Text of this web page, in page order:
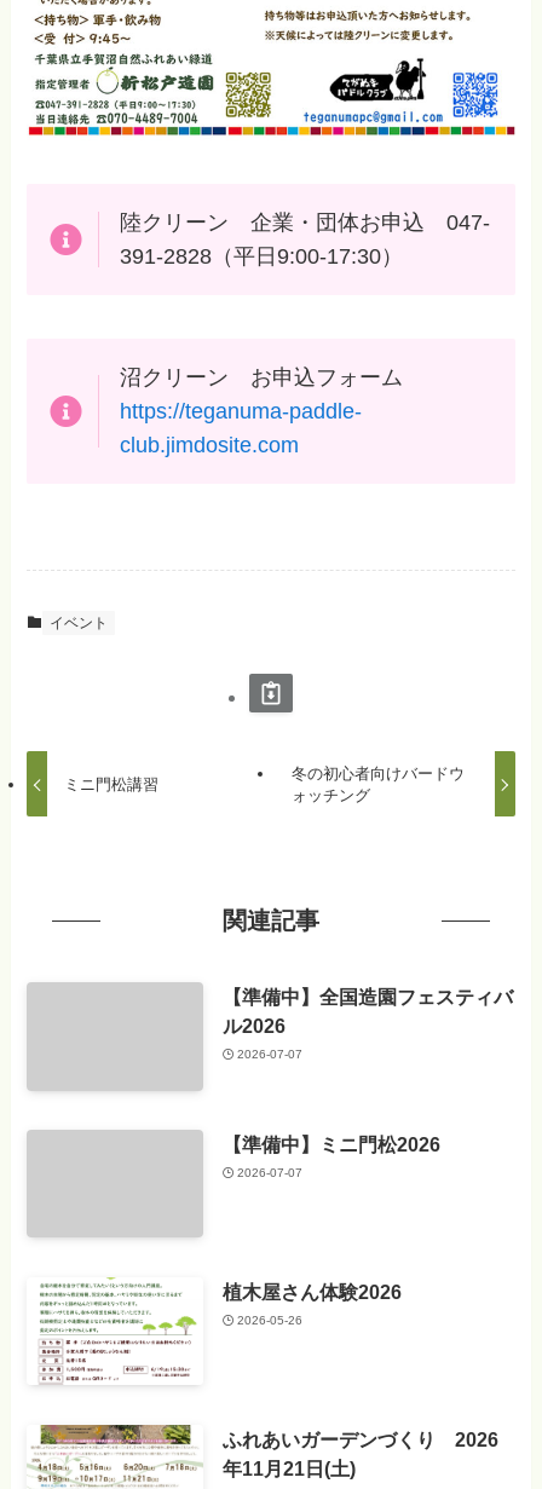
陸クリーン 企業・団体お申込 047-
391-2828（平日9:00-17:30）
沼クリーン お申込フォーム
https://teganuma-paddle-
club.jimdosite.com
イベント
ミニ門松講習
冬の初心者向けバードウ
ォッチング
関連記事
【準備中】全国造園フェスティバ
ル2026
2026-07-07
【準備中】ミニ門松2026
2026-07-07
植木屋さん体験2026
2026-05-26
ふれあいガーデンづくり 2026
年11月21日(土)